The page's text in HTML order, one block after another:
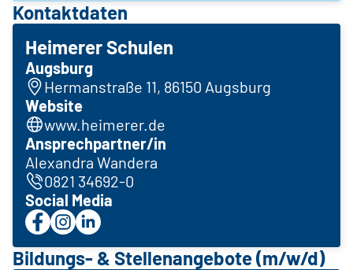
Kontaktdaten
Heimerer Schulen
Augsburg
Hermanstraße 11, 86150 Augsburg
Website
www.heimerer.de
Ansprechpartner/in
Alexandra Wandera
0821 34692-0
Social Media
Bildungs- & Stellenangebote (m/w/d)